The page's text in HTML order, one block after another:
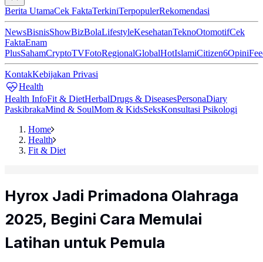
Berita UtamaCek FaktaTerkiniTerpopulerRekomendasi
NewsBisnisShowBizBolaLifestyleKesehatanTeknoOtomotifCek
FaktaEnam
PlusSahamCryptoTVFotoRegionalGlobalHotIslamiCitizen6Opini
KontakKebijakan Privasi
Health
Health InfoFit & DietHerbalDrugs & DiseasesPersonaDiary
PaskibrakaMind & SoulMom & KidsSeksKonsultasi Psikologi
Home
Health
Fit & Diet
Hyrox Jadi Primadona Olahraga
2025, Begini Cara Memulai
Latihan untuk Pemula